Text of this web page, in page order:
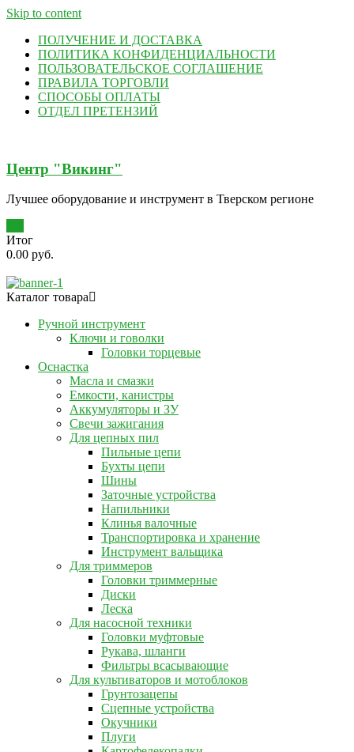
Skip to content
ПОЛУЧЕНИЕ И ДОСТАВКА
ПОЛИТИКА КОНФИДЕНЦИАЛЬНОСТИ
ПОЛЬЗОВАТЕЛЬСКОЕ СОГЛАШЕНИЕ
ПРАВИЛА ТОРГОВЛИ
СПОСОБЫ ОПЛАТЫ
ОТДЕЛ ПРЕТЕНЗИЙ
Центр "Викинг"
Лучшее оборудование и инструмент в Тверском регионе
Итог
0.00 руб.
Каталог товара
Ручной инструмент
Ключи и говолки
Головки торцевые
Оснастка
Масла и смазки
Емкости, канистры
Аккумуляторы и ЗУ
Свечи зажигания
Для цепных пил
Пильные цепи
Бухты цепи
Шины
Заточные устройства
Напильники
Клинья валочные
Транспортировка и хранение
Инструмент вальщика
Для триммеров
Головки триммерные
Диски
Леска
Для насосной техники
Головки муфтовые
Рукава, шланги
Фильтры всасывающие
Для культиваторов и мотоблоков
Грунтозацепы
Сцепные устройства
Окучники
Плуги